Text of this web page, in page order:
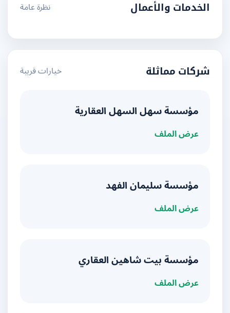
الخدمات والأعمال نظرة عامة
شركات مماثلة خيارات قريبة
مؤسسة سهل السهل العقارية
عرض الملف
مؤسسة سليمان الفهد
عرض الملف
مؤسسة بيت شاهين العقاري
عرض الملف